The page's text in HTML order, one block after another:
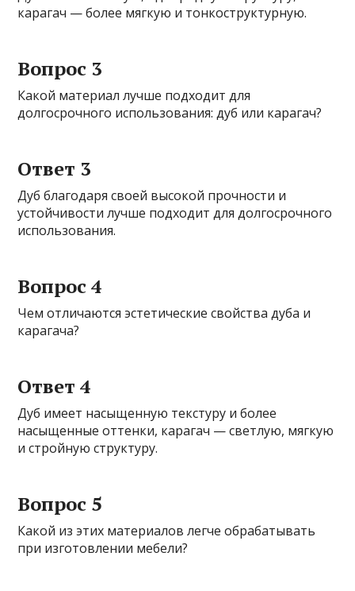
карагач — более мягкую и тонкоструктурную.
Вопрос 3
Какой материал лучше подходит для
долгосрочного использования: дуб или карагач?
Ответ 3
Дуб благодаря своей высокой прочности и
устойчивости лучше подходит для долгосрочного
использования.
Вопрос 4
Чем отличаются эстетические свойства дуба и
карагача?
Ответ 4
Дуб имеет насыщенную текстуру и более
насыщенные оттенки, карагач — светлую, мягкую
и стройную структуру.
Вопрос 5
Какой из этих материалов легче обрабатывать
при изготовлении мебели?